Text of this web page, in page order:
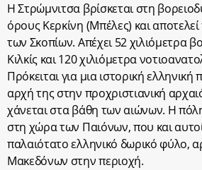
Η Στρώμνιτσα βρίσκεται στη
όρους Κερκίνη (Μπέλες) και
των Σκοπίων. Απέχει 52 χιλιόμετρα
Κιλκίς και 120 χιλιόμετρα
Πρόκειται για μια ιστορική
αρχή της στην προχριστιανική
χάνεται στα βάθη των αιώνων. Η
στη χώρα των Παιόνων, που και
παλαιότατο ελληνικό δωρικό φύλο,
Μακεδόνων στην περιοχή.